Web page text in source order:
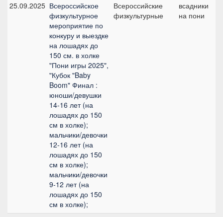
25.09.2025 Всероссийское
физкультурное
мероприятие по
конкуру и выездке
на лошадях до
150 см. в холке
"Пони игры 2025",
"Кубок "Baby
Boom" Финал :
юноши/девушки
14-16 лет (на
лошадях до 150
см в холке);
мальчики/девочки
12-16 лет (на
лошадях до 150
см в холке);
мальчики/девочки
9-12 лет (на
лошадях до 150
см в холке);
Всероссийские
физкультурные
всадники
на пони